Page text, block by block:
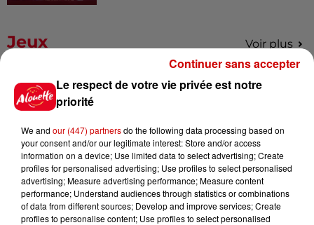
Jeux Voir plus
Gagnez vos places pour le
festival Marché Gourmand 2026
Le Duel - Gagnez vos entrées
pour l'un des zoos de nos
régions !
Le respect de votre vie privée est notre
priorité
We and our (447) partnersdo the following data processing based on
your consent and/or our legitimate interest: Store and/or access
information on a device; Use limited data to select advertising; Create
profiles for personalised advertising; Use profiles to select personalised
advertising; Measure advertising performance; Measure content
performance; Understand audiences through statistics or combinations
of data from different sources; Develop and improve services; Create
profiles to personalise content; Use profiles to select personalised
Continuer sans accepter